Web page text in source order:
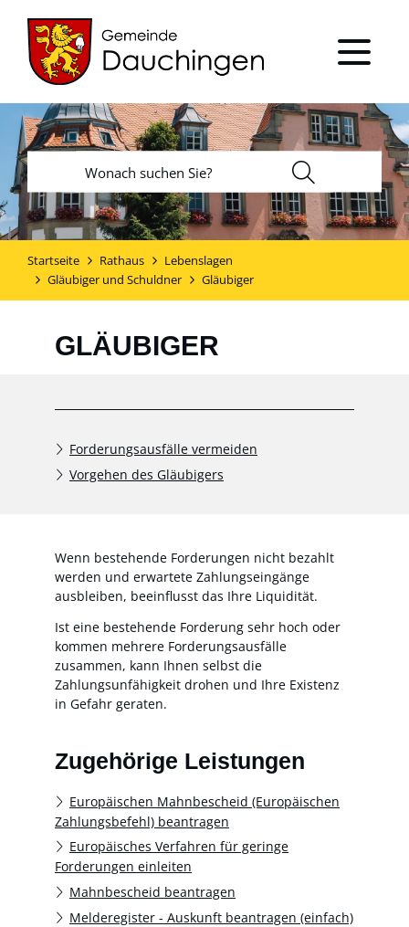
Startseite Rathaus
Lebenslagen
Gläubiger und Schuldner
Gläubiger
GLÄUBIGER
Forderungsausfälle vermeiden
Vorgehen des Gläubigers
Wenn bestehende Forderungen nicht bezahlt
werden und erwartete Zahlungseingänge
ausbleiben, beeinflusst das Ihre Liquidität.
Ist eine bestehende Forderung sehr hoch oder
kommen mehrere Forderungsausfälle
zusammen, kann Ihnen selbst die
Zahlungsunfähigkeit drohen und Ihre Existenz
in Gefahr geraten.
Zugehörige Leistungen
Europäischen Mahnbescheid (Europäischen
Zahlungsbefehl) beantragen
Europäisches Verfahren für geringe
Forderungen einleiten
Mahnbescheid beantragen
Melderegister - Auskunft beantragen (einfach)